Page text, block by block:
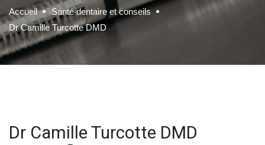
Accueil
Santé dentaire et conseils
Dr Camille Turcotte DMD
Dr Camille Turcotte DMD